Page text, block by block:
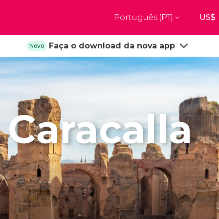
Top destinos
Paris
França
Nova
Estados
Florença
Espanha
Amesterdão
Holanda
Milão
Itália
Praga
República Checa
Porto
Portugal
Ver todos os destinos
Português (PT)
Novo Faça o download da nova app